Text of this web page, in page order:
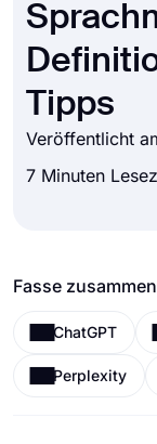
Ressourcen
Preise
Tipps
Veröffentlicht
7 Minuten
Fasse
ChatGPT
Perplexity